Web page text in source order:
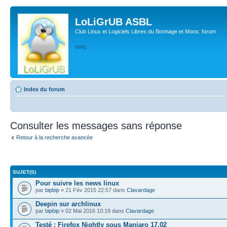
LoLiGrUB ASBL
Club Linux et Logiciels Libres du Borinage et Mons: forum
WIKI
Index du forum
Consulter les messages sans réponse
Retour à la recherche avancée
SUJET(S)
Pour suivre les news linux
par bipbip » 21 Fév 2015 22:57 dans Clavardage
Deepin sur archlinux
par bipbip » 02 Mai 2016 10:19 dans Clavardage
Testé : Firefox Nightly sous Manjaro 17.02